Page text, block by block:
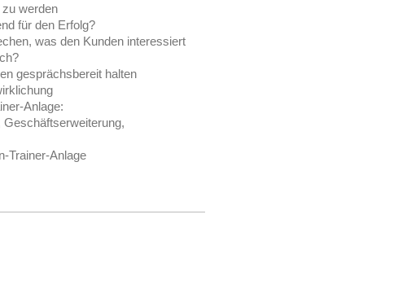
werden
für den Erfolg?
was den Kunden interessiert
gesprächsbereit halten
Anlage:
Trainer-Anlage